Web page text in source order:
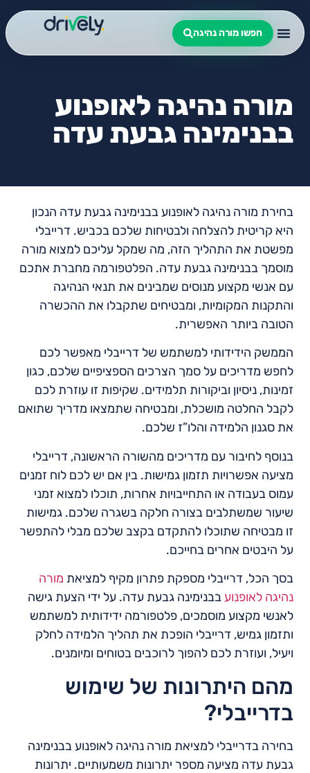
חפשו מורה נהיגה
מורה נהיגה לאופנוע
בבנימינה גבעת עדה
בחירת מורה נהיגה לאופנוע בבנימינה גבעת עדה הנכון
היא קריטית להצלחה ולבטיחות שלכם בכביש. דרייבלי
מפשטת את התהליך הזה, מה שמקל עליכם למצוא מורה
מוסמך בבנימינה גבעת עדה. הפלטפורמה מחברת אתכם
עם אנשי מקצוע מנוסים שמבינים את תנאי הנהיגה
והתקנות המקומיות, ומבטיחים שתקבלו את ההכשרה
הטובה ביותר האפשרית.
הממשק הידידותי למשתמש של דרייבלי מאפשר לכם
לחפש מדריכים על סמך הצרכים הספציפיים שלכם, כגון
זמינות, ניסיון וביקורות תלמידים. שקיפות זו עוזרת לכם
לקבל החלטה מושכלת, ומבטיחה שתמצאו מדריך שתואם
את סגנון הלמידה והלו”ז שלכם.
בנוסף לחיבור עם מדריכים מהשורה הראשונה, דרייבלי
מציעה אפשרויות תזמון גמישות. בין אם יש לכם לוח זמנים
עמוס בעבודה או התחייבויות אחרות, תוכלו למצוא זמני
שיעור שמשתלבים בצורה חלקה בשגרה שלכם. גמישות
זו מבטיחה שתוכלו להתקדם בקצב שלכם מבלי להתפשר
על היבטים אחרים בחייכם.
בסך הכל, דרייבלי מספקת פתרון מקיף למציאת מורה
נהיגה לאופנוע בבנימינה גבעת עדה. על ידי הצעת גישה
לאנשי מקצוע מוסמכים, פלטפורמה ידידותית למשתמש
ותזמון גמיש, דרייבלי הופכת את תהליך הלמידה לחלק
ויעיל, ועוזרת לכם להפוך לרוכבים בטוחים ומיומנים.
מהם היתרונות של שימוש
בדרייבלי?
בחירה בדרייבלי למציאת מורה נהיגה לאופנוע בבנימינה
גבעת עדה מציעה מספר יתרונות משמעותיים. יתרונות